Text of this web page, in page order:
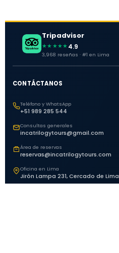
Tripadvisor
★★★★★ 4.9
3,968 reseñas · #1 en Lima
CONTÁCTANOS
Teléfono y WhatsApp
+51 989 285 544
Consultas generales
incatrilogytours@gmail.com
Área de reservas
reservas@incatrilogytours.com
Oficina en Lima
Jirón Lampa 231, Cercado de Lima